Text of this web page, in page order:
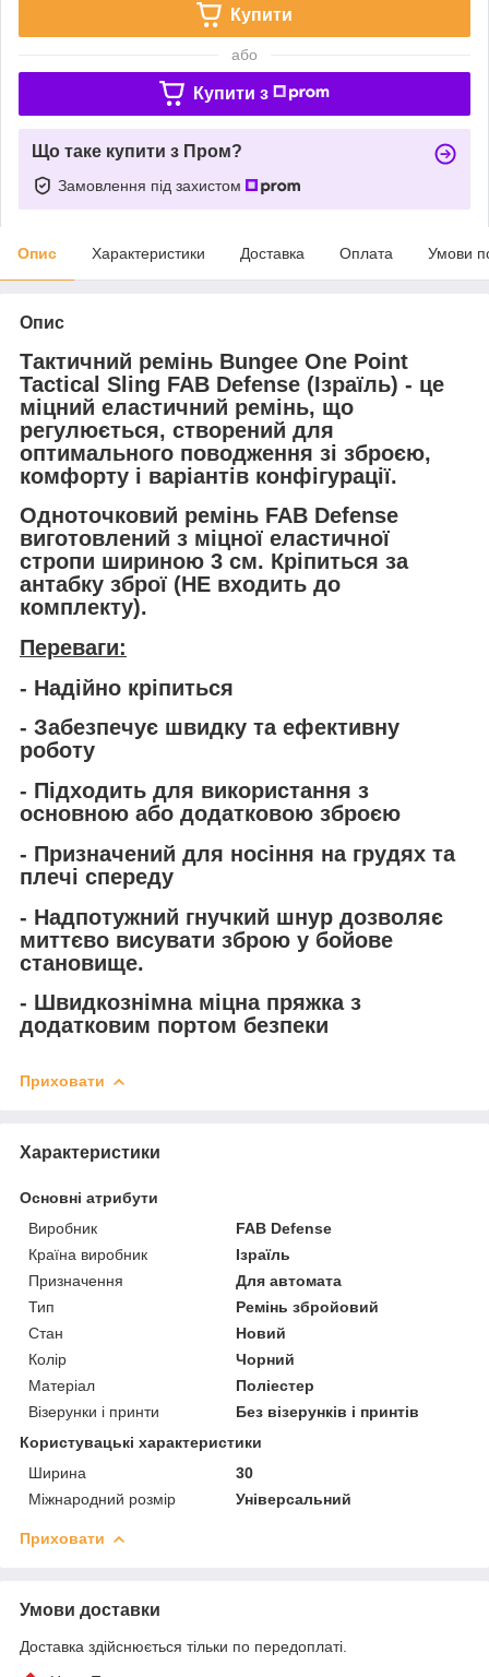
Купити
або
Купити з
Що таке купити з Пром?
Замовлення під захистом
Опис Характеристики Доставка Оплата Умови
Опис
Тактичний ремінь Bungee One Point
Tactical Sling FAB Defense (Ізраїль) - це
міцний еластичний ремінь, що
регулюється, створений для
оптимального поводження зі зброєю,
комфорту і варіантів конфігурації.
Одноточковий ремінь FAB Defense
виготовлений з міцної еластичної
стропи шириною 3 см. Кріпиться за
антабку зброї (НЕ входить до
комплекту).
Переваги:
- Надійно кріпиться
- Забезпечує швидку та ефективну
роботу
- Підходить для використання з
основною або додатковою зброєю
- Призначений для носіння на грудях та
плечі спереду
- Надпотужний гнучкий шнур дозволяє
миттєво висувати зброю у бойове
становище.
- Швидкознімна міцна пряжка з
додатковим портом безпеки
Приховати
Характеристики
Основні атрибути
Виробник
FAB Defense
Країна виробник
Ізраїль
Призначення
Для автомата
Тип
Ремінь збройовий
Стан
Новий
Колір
Чорний
Матеріал
Поліестер
Візерунки і принти
Без візерунків і принтів
Користувацькі характеристики
Ширина
30
Міжнародний розмір
Універсальний
Приховати
Умови доставки
Доставка здійснюється тільки по передоплаті.